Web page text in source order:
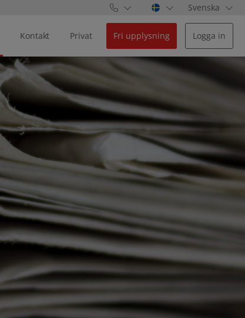
Svenska
Kontakt Privat Fri upplysning Logga in